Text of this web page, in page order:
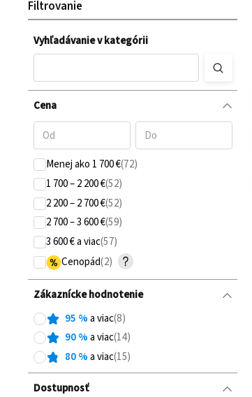
Filtrovanie
Vyhľadávanie v kategórii
Cena
Menej ako 1 700 €
1 700 – 2 200 €
2 200 – 2 700 €
2 700 – 3 600 €
3 600 € a viac
Cenopád
Zákaznícke hodnotenie
95 %a viac
90%a viac
80%a viac
Dostupnosť